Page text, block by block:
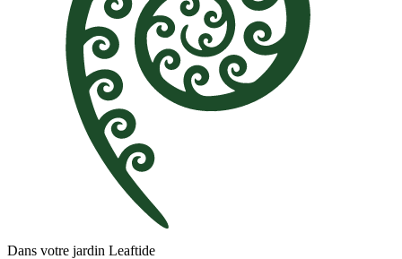
Dans votre jardin Leaftide